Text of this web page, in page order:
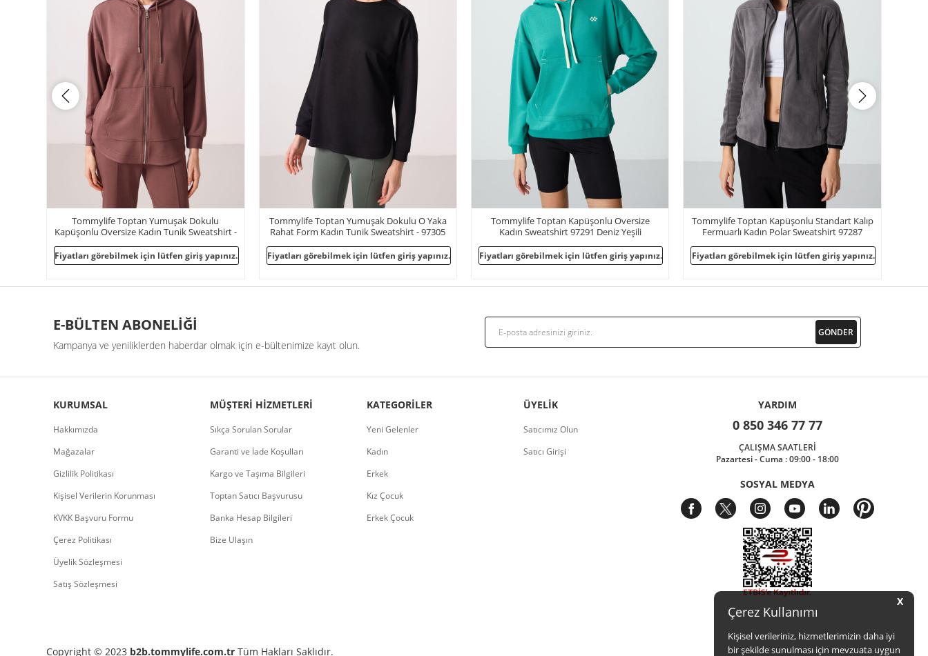
X
Çerez Kullanımı
Kişisel verileriniz, hizmetlerimizin daha iyi
bir şekilde sunulması için mevzuata uygun
Tommylife Toptan Yumuşak Dokulu O Yaka
Rahat Form Kadın Tunik Sweatshirt - 97305
Fiyatları görebilmek için lütfen giriş yapınız.
Tommylife Toptan Kapüşonlu Oversize
Kadın Sweatshirt 97291 Deniz Yeşili
Fiyatları görebilmek için lütfen giriş yapınız.
Tommylife Toptan Kapüşonlu Standart Kalıp
Fermuarlı Kadın Polar Sweatshirt 97287
Fiyatları görebilmek için lütfen giriş yapınız.
Tommylife Toptan Kapüşonlu Oversize
Kadın Polar Sweatshirt 97286 Siyah
Fiyatları görebilmek için lütfen giriş yapınız.
E-BÜLTEN ABONELİĞİ
Kampanya ve yeniliklerden haberdar olmak için e-bültenimize kayıt olun.
KURUMSAL
Hakkımızda
Mağazalar
Gizlilik Politikası
Kişisel Verilerin Korunması
KVKK Başvuru Formu
Çerez Politikası
Üyelik Sözleşmesi
Satış Sözleşmesi
MÜŞTERI HIZMETLERI
Sıkça Sorulan Sorular
Garanti ve İade Koşulları
Kargo ve Taşıma Bilgileri
Toptan Satıcı Başvurusu
Banka Hesap Bilgileri
Bize Ulaşın
KATEGORILER
Yeni Gelenler
Kadın
Erkek
Kız Çocuk
Erkek Çocuk
ÜYELIK
Satıcımız Olun
Satıcı Girişi
Copyright © 2023 b2b.tommylife.com.tr Tüm Hakları Saklıdır.
YARDIM
0 850 346 77 77
ÇALIŞMA SAATLERİ
Pazartesi - Cuma : 09:00 - 18:00
SOSYAL MEDYA